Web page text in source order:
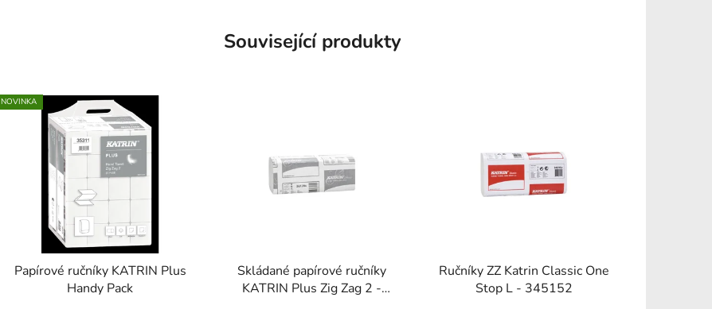
Související produkty
NOVINKA
Papírové ručníky KATRIN Plus
Handy Pack
Skládané papírové ručníky
KATRIN Plus Zig Zag 2 -
Ručníky ZZ Katrin Classic One
Stop L - 345152